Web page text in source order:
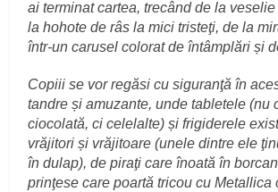
ai terminat cartea, trecând de la
la hohote de râs la mici tristeţi, de la
într-un carusel colorat de întâmplări și
Copiii se vor regăsi cu siguranţă în
tandre și amuzante, unde tabletele (nu
ciocolată, ci celelalte) și frigiderele
vrăjitori și vrăjitoare (unele dintre ele
în dulap), de piraţi care înoată în
prinţese care poartă tricou cu Metallica